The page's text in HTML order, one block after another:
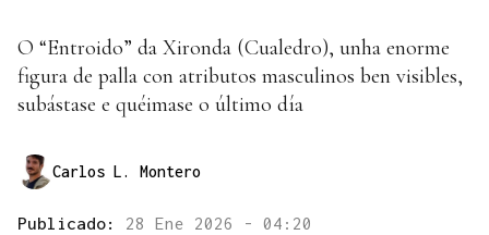
O “Entroido” da Xironda (Cualedro), unha enorme
figura de palla con atributos masculinos ben visibles,
subástase e quéimase o último día
Carlos L. Montero
Publicado: 28 Ene 2026 - 04:20